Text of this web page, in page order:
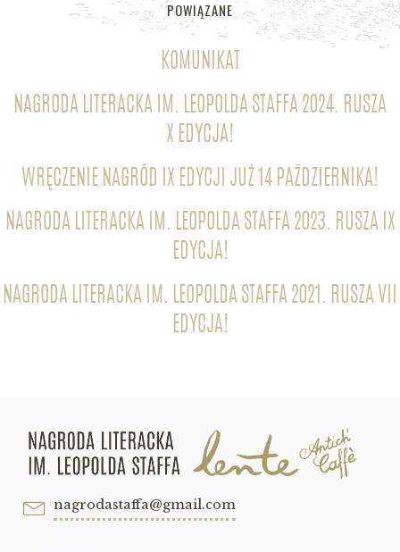
POWIĄZANE
KOMUNIKAT
NAGRODA LITERACKA IM. LEOPOLDA STAFFA 2024. RUSZA
X EDYCJA!
WRĘCZENIE NAGRÓD IX EDYCJI JUŻ 14 PAŹDZIERNIKA!
NAGRODA LITERACKA IM. LEOPOLDA STAFFA 2023. RUSZA IX
EDYCJA!
NAGRODA LITERACKA IM. LEOPOLDA STAFFA 2021. RUSZA VII
EDYCJA!
nagrodastaffa@gmail.com